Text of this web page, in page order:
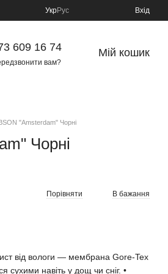
УкрРус Вхід
609 16 74
вам?
Мій кошик
"Amsterdam" Чорні
Чорні
Порівняти В бажання
від вологи — мембрана Gore-Tex
сухими навіть у дощ чи сніг. •